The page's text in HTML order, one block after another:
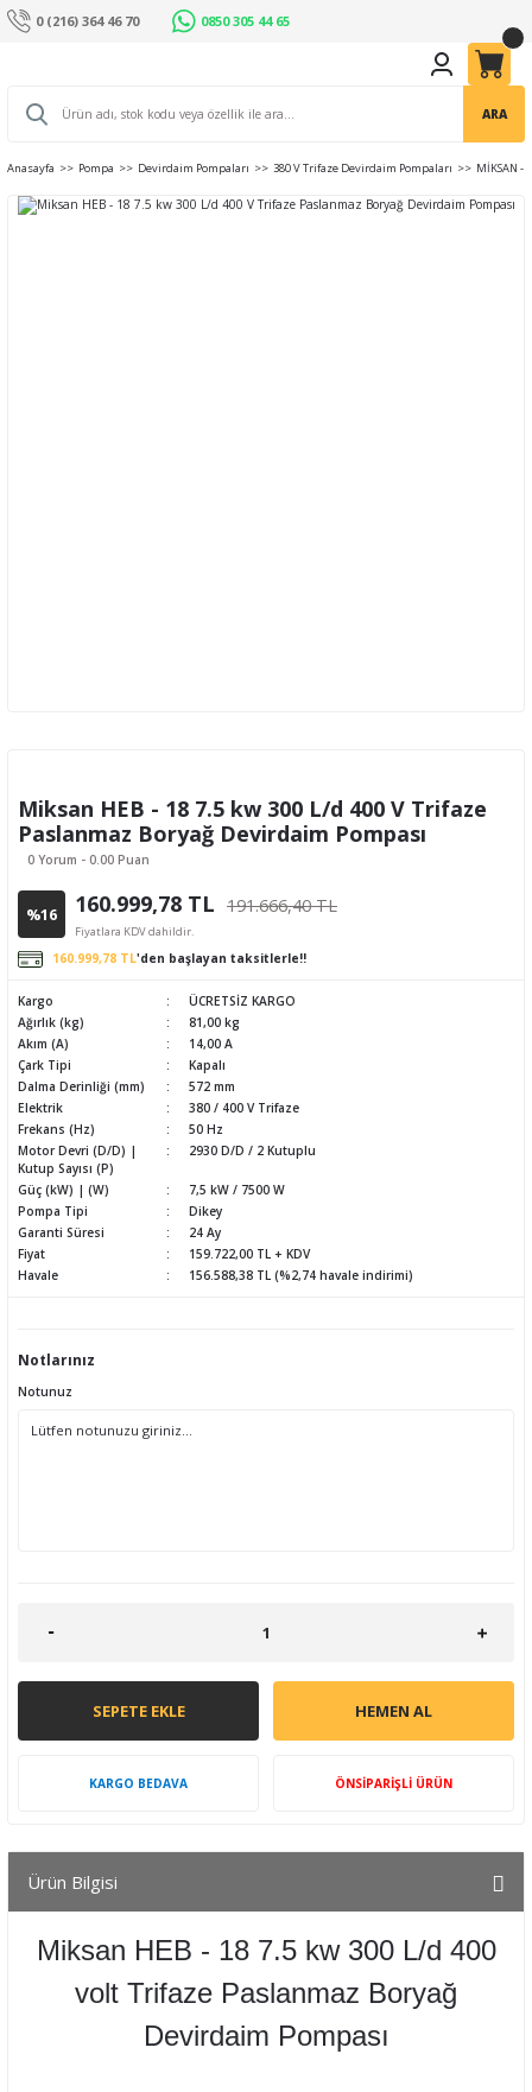
0 (216) 364 46 70 0850 305 44 65
ARA
Anasayfa Pompa Devirdaim Pompaları 380 V Trifaze Devirdaim Pompaları MİKSAN -
Miksan HEB - 18 7.5 kw 300 L/d 400 V Trifaze
Paslanmaz Boryağ Devirdaim Pompası
0 Yorum - 0.00 Puan
%16 160.999,78 TL 191.666,40 TL
Fiyatlara KDV dahildir.
160.999,78 TL'den başlayan taksitlerle!!
Kargo
ÜCRETSİZ KARGO
Ağırlık (kg)
81,00 kg
Akım (A)
14,00 A
Çark Tipi
Kapalı
Dalma Derinliği (mm)
572 mm
Elektrik
380 / 400 V Trifaze
Frekans (Hz)
50 Hz
Motor Devri (D/D) |
Kutup Sayısı (P)
2930 D/D / 2 Kutuplu
Güç (kW) | (W)
7,5 kW / 7500 W
Pompa Tipi
Dikey
Garanti Süresi
24 Ay
Fiyat
159.722,00 TL + KDV
Havale
156.588,38 TL (%2,74 havale indirimi)
Notlarınız
Notunuz
SEPETE EKLE HEMEN AL
KARGO BEDAVA ÖNSİPARİŞLİ ÜRÜN
Ürün Bilgisi
Miksan HEB - 18 7.5 kw 300 L/d 400
volt Trifaze Paslanmaz Boryağ
Devirdaim Pompası